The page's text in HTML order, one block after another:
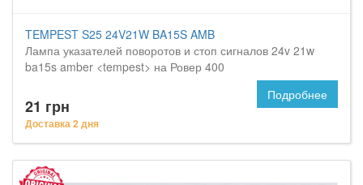
TEMPEST S25 24V21W BA15S AMB
Лампа указателей поворотов и стоп сигналов 24v 21w
ba15s amber <tempest> на Ровер 400
21 грн
Доставка 2 дня
Подробнее